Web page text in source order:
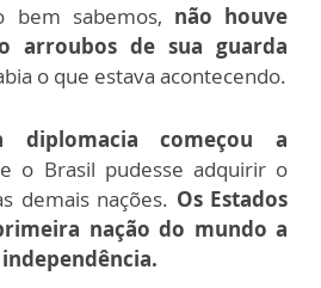
bem sabemos, não houve
arroubos de sua guarda
o que estava acontecendo.
diplomacia começou a
o Brasil pudesse adquirir o
demais nações. Os Estados
nação do mundo a